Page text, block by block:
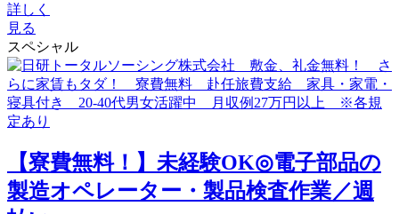
詳しく
見る
スペシャル
【寮費無料！】未経験OK◎電子部品の
製造オペレーター・製品検査作業／週